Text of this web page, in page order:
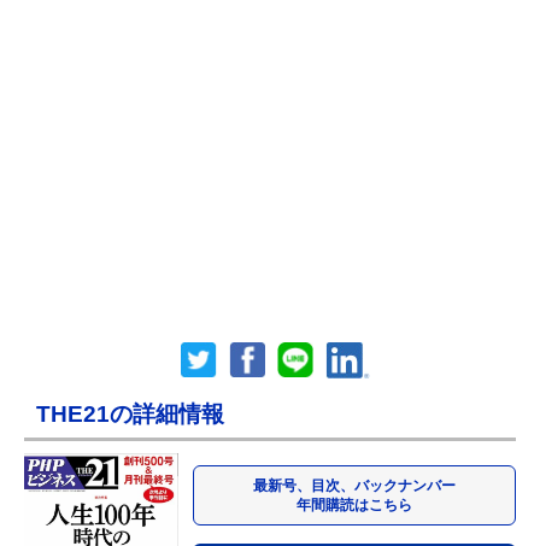
THE21の詳細情報
最新号、目次、バックナンバー
年間購読はこちら